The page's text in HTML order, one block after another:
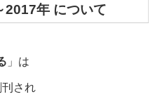
2017年 について
」は
され